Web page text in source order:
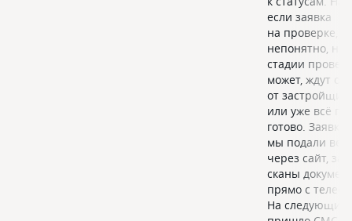
если заявка
на проверке,
непонятно, на
стадии
может, ждут
от
или уже всё
готово. Заявку
мы подали
через сайт,
сканы
прямо с
На следующий